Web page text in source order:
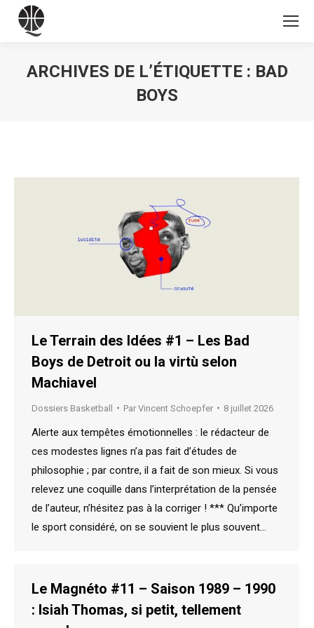
ARCHIVES DE L’ÉTIQUETTE : BAD
BOYS
Le Terrain des Idées #1 – Les Bad
Boys de Detroit ou la virtù selon
Machiavel
Dossiers Basketball Par Vincent Schoepfer 8 juillet 2026
Alerte aux tempêtes émotionnelles : le rédacteur de
ces modestes lignes n’a pas fait d’études de
philosophie ; par contre, il a fait de son mieux. Si vous
relevez une coquille dans l’interprétation de la pensée
de l’auteur, n’hésitez pas à la corriger ! *** Qu’importe
le sport considéré, on se souvient le plus souvent…
Le Magnéto #11 – Saison 1989 – 1990
: Isiah Thomas, si petit, tellement